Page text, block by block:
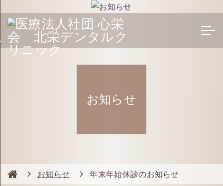
お知らせ
お知らせ 年末年始休診のお知らせ